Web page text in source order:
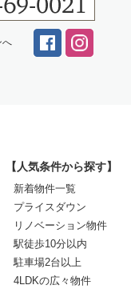
へ
【人気条件から探す】
新着物件一覧
プライスダウン
リノベーション物件
駅徒歩10分以内
駐車場2台以上
4LDKの広々物件